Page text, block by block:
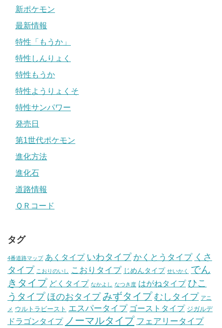
新ポケモン
最新情報
特性「もうか」
特性しんりょく
特性もうか
特性ようりょくそ
特性サンパワー
発売日
第1世代ポケモン
進化方法
進化石
道路情報
ＱＲコード
タグ
4番道路マップ あくタイプ いわタイプ かくとうタイプ くさ
タイプ こおりのいし こおりタイプ じめんタイプ せいかく
でん
きタイプ どくタイプ なかよし なつき度 はがねタイプ ひこ
うタイプ ほのおタイプ みずタイプ むしタイプ アニ
メ ウルトラビースト エスパータイプ ゴーストタイプ ジガルデ
ドラゴンタイプ ノーマルタイプ フェアリータイプ